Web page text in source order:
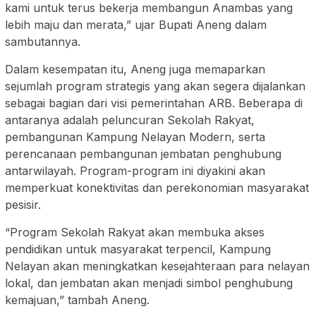
kami untuk terus bekerja membangun Anambas yang
lebih maju dan merata,” ujar Bupati Aneng dalam
sambutannya.
Dalam kesempatan itu, Aneng juga memaparkan
sejumlah program strategis yang akan segera dijalankan
sebagai bagian dari visi pemerintahan ARB. Beberapa di
antaranya adalah peluncuran Sekolah Rakyat,
pembangunan Kampung Nelayan Modern, serta
perencanaan pembangunan jembatan penghubung
antarwilayah. Program-program ini diyakini akan
memperkuat konektivitas dan perekonomian masyarakat
pesisir.
“Program Sekolah Rakyat akan membuka akses
pendidikan untuk masyarakat terpencil, Kampung
Nelayan akan meningkatkan kesejahteraan para nelayan
lokal, dan jembatan akan menjadi simbol penghubung
kemajuan,” tambah Aneng.